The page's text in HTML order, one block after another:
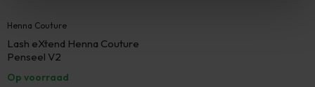
Henna Couture
Lash eXtend Henna Couture
Penseel V2
Op voorraad